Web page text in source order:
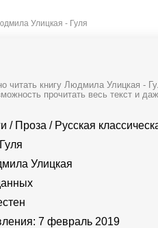
Улицкая - Гуля
читать книгу Людмила Улицкая -
прочитать весь текст и
/ Проза / Русская
Гуля
Улицкая
7 февраль 2019